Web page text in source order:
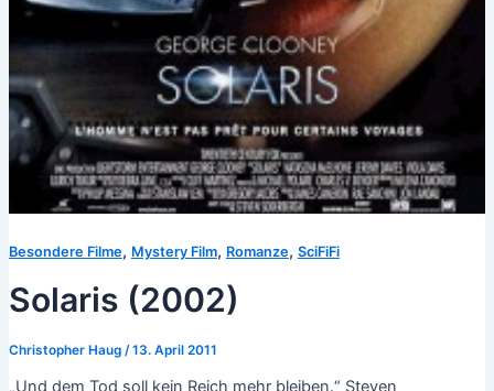
Besondere Filme, Mystery Film, Romanze, SciFiFi
Solaris (2002)
Christopher Haug /13. April 2011
„Und dem Tod soll kein Reich mehr bleiben.“ Steven